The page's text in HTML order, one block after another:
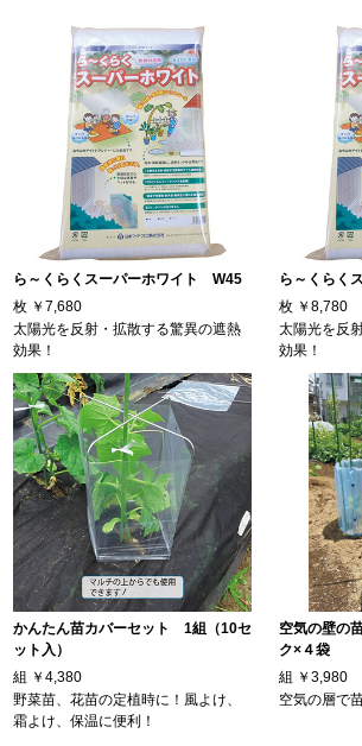
ら～くらくスーパーホワイト W45
枚 ￥7,680
太陽光を反射・拡散する驚異の遮熱
効果！
ら～くらく
枚 ￥8,780
太陽光を反
効果！
かんたん苗カバーセット 1組（10セ
ット入）
組 ￥4,380
野菜苗、花苗の定植時に！風よけ、
霜よけ、保温に便利！
空気の壁の
ク×４袋
組 ￥3,980
空気の層で